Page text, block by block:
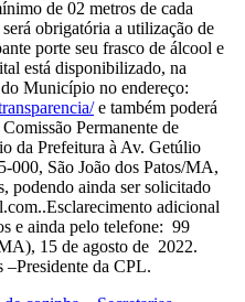
de 02 metros de cada
obrigatória a utilização de
porte seu frasco de álcool e
está disponibilizado, na
Município no endereço:
e também poderá
Permanente de
da Prefeitura à Av. Getúlio
000, São João dos Patos/MA,
podendo ainda ser solicitado
adicional
e ainda pelo telefone: 99
15 de agosto de 2022.
–Presidente da CPL.